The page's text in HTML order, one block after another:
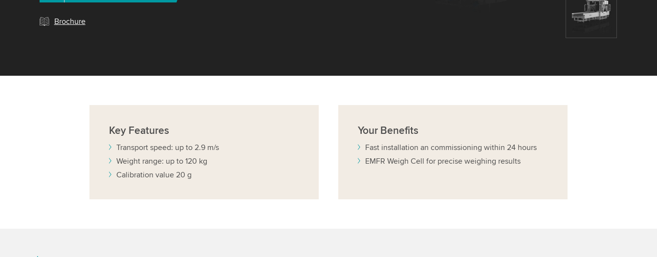
Brochure
Key Features
Transport speed: up to 2.9 m/s
Weight range: up to 120 kg
Calibration value 20 g
Your Benefits
Fast installation an commissioning within 24 hours
EMFR Weigh Cell for precise weighing results